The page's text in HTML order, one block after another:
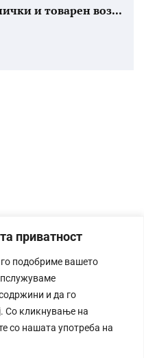
приватност
подобриме вашето
и да го
Со кликнување на
со нашата употреба на
и товарен воз...